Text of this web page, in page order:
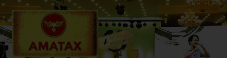
Đăng ký MIỄN PHÍNhận ngay
video truyền nghề kế toán xây
x